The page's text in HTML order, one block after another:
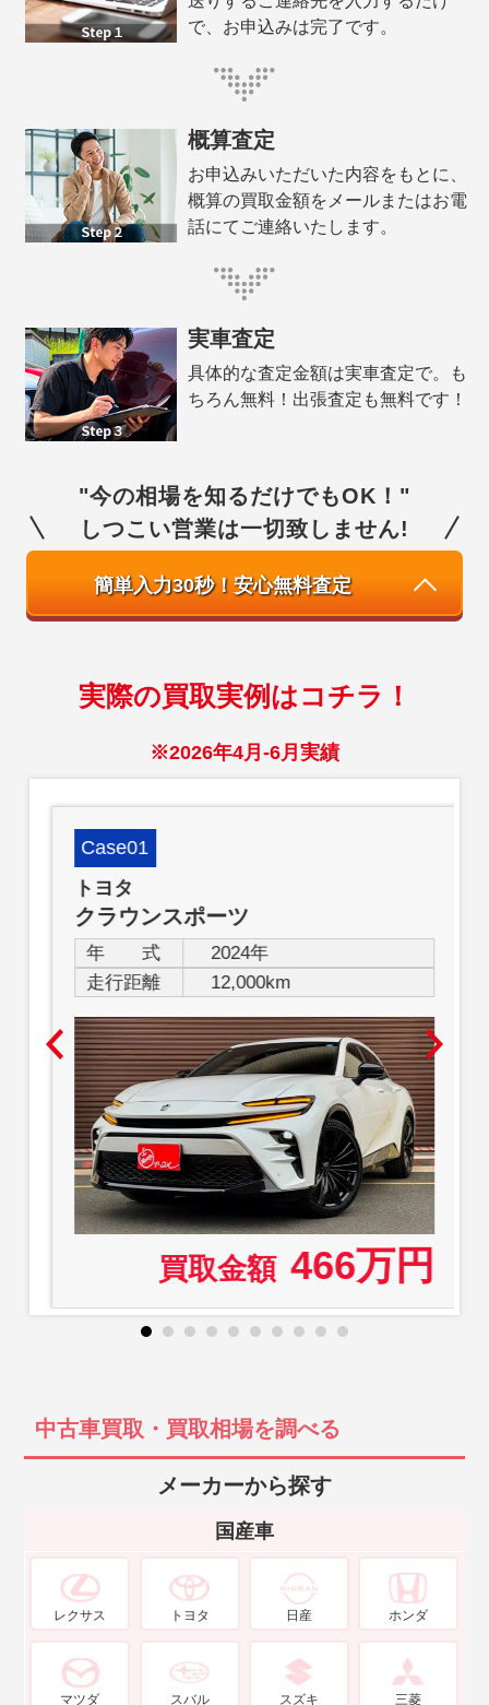
で、お申込みは完了です。
概算査定
お申込みいただいた内容をもとに、
概算の買取金額をメールまたはお電
話にてご連絡いたします。
実車査定
具体的な査定金額は実車査定で。も
ちろん無料！出張査定も無料です！
"今の相場を知るだけでもOK！"
しつこい営業は一切致しません!
簡単入力30秒！安心無料査定
実際の買取実例はコチラ！
※2026年4月-6月実績
Case01
トヨタ
クラウンスポーツ
年 式
2024年
走行距離
12,000km
買取金額 466万円
中古車買取・買取相場を調べる
メーカーから探す
国産車
レクサス トヨタ 日産 ホンダ
マツダ スバル スズキ 三菱